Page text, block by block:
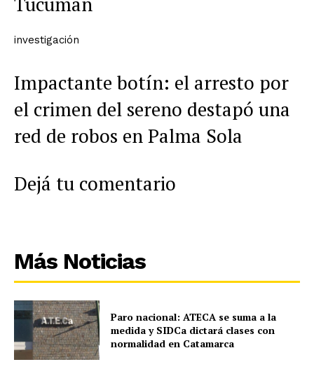
investigación
Impactante botín: el arresto por
el crimen del sereno destapó una
red de robos en Palma Sola
Dejá tu comentario
Más Noticias
Paro nacional: ATECA se suma a la
medida y SIDCa dictará clases con
normalidad en Catamarca